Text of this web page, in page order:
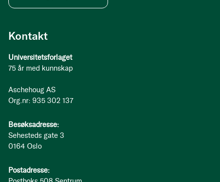
Kontakt
Universitetsforlaget
75 år med kunnskap
Aschehoug AS
Org.nr: 935 302 137
Besøksadresse:
Sehesteds gate 3
0164 Oslo
Postadresse: